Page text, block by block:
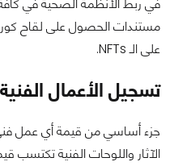
في ربط الأنظمة الصحية في
مستندات الحصول على لقاح
على الـ NFTs.
تسجيل الأعمال الفنية
جزء أساسي من قيمة أي عمل
الآثار واللوحات الفنية تكتسب